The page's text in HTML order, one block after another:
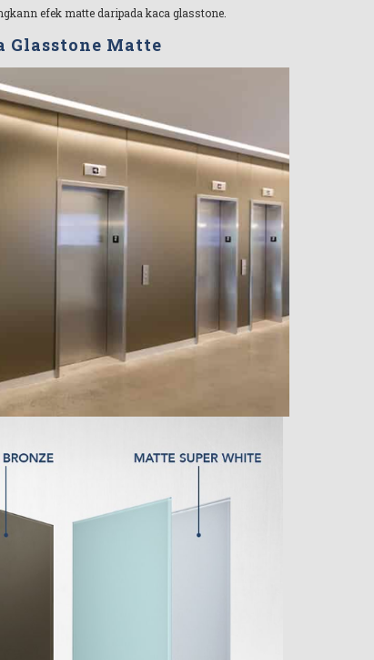
efek matte daripada kaca glasstone.
Glasstone Matte